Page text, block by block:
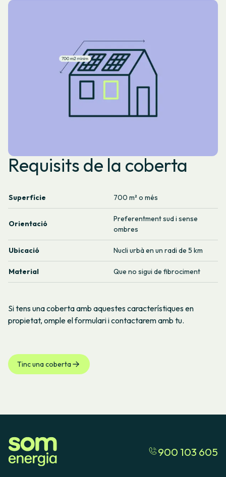
Requisits de la coberta
Superfície 700 m² o més
Orientació
Preferentment sud i sense
ombres
Ubicació Nucli urbà en un radi de 5 km
Material Que no sigui de fibrociment
Si tens una coberta amb aquestes característiques en
propietat, omple el formulari i contactarem amb tu.
Tinc una coberta
900 103 605